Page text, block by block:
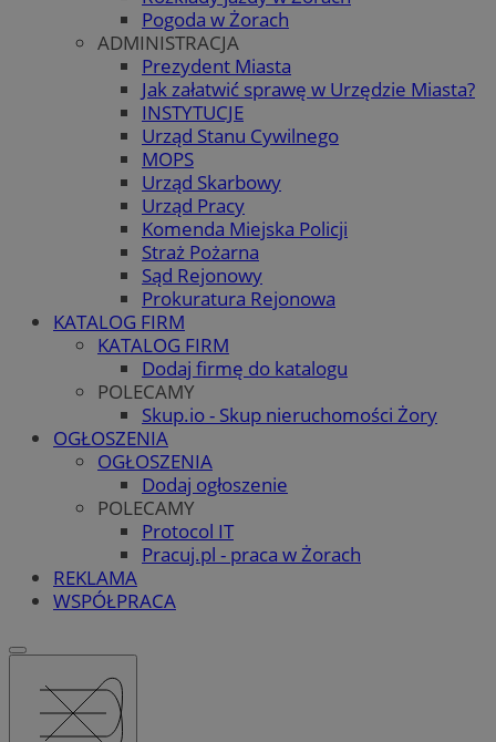
Pogoda w Żorach
ADMINISTRACJA
Prezydent Miasta
Jak załatwić sprawę w Urzędzie Miasta?
INSTYTUCJE
Urząd Stanu Cywilnego
MOPS
Urząd Skarbowy
Urząd Pracy
Komenda Miejska Policji
Straż Pożarna
Sąd Rejonowy
Prokuratura Rejonowa
KATALOG FIRM
KATALOG FIRM
Dodaj firmę do katalogu
POLECAMY
Skup.io - Skup nieruchomości Żory
OGŁOSZENIA
OGŁOSZENIA
Dodaj ogłoszenie
POLECAMY
Protocol IT
Pracuj.pl - praca w Żorach
REKLAMA
WSPÓŁPRACA